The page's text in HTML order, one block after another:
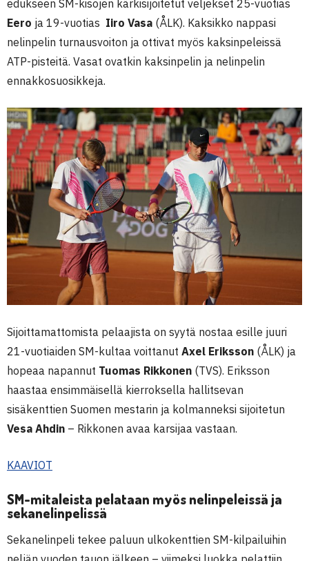
edukseen SM-kisojen kärkisijoitetut veljekset 25-vuotias
Eero ja 19-vuotias Iiro Vasa (ÅLK). Kaksikko nappasi
nelinpelin turnausvoiton ja ottivat myös kaksinpeleissä
ATP-pisteitä. Vasat ovatkin kaksinpelin ja nelinpelin
ennakkosuosikkeja.
Sijoittamattomista pelaajista on syytä nostaa esille juuri
21-vuotiaiden SM-kultaa voittanut Axel Eriksson (ÅLK) ja
hopeaa napannut Tuomas Rikkonen (TVS). Eriksson
haastaa ensimmäisellä kierroksella hallitsevan
sisäkenttien Suomen mestarin ja kolmanneksi sijoitetun
Vesa Ahdin – Rikkonen avaa karsijaa vastaan.
KAAVIOT
SM-mitaleista pelataan myös nelinpeleissä ja
sekanelinpelissä
Sekanelinpeli tekee paluun ulkokenttien SM-kilpailuihin